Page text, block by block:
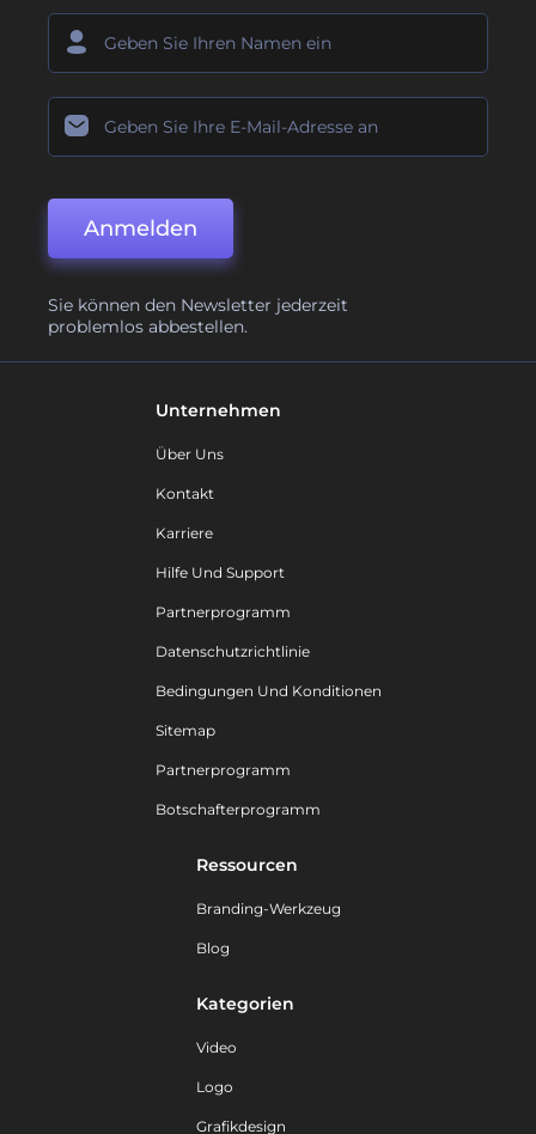
Anmelden
Sie können den Newsletter jederzeit
problemlos abbestellen.
Unternehmen
Über Uns
Kontakt
Karriere
Hilfe Und Support
Partnerprogramm
Datenschutzrichtlinie
Bedingungen Und Konditionen
Sitemap
Partnerprogramm
Botschafterprogramm
Ressourcen
Branding-Werkzeug
Blog
Kategorien
Video
Logo
Grafikdesign